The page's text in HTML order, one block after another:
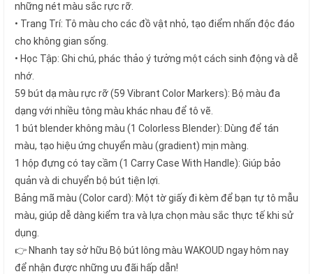
những nét màu sắc rực rỡ.
• Trang Trí: Tô màu cho các đồ vật nhỏ, tạo điểm nhấn độc đáo
cho không gian sống.
• Học Tập: Ghi chú, phác thảo ý tưởng một cách sinh động và dễ
nhớ.
59 bút dạ màu rực rỡ (59 Vibrant Color Markers): Bộ màu đa
dạng với nhiều tông màu khác nhau để tô vẽ.
1 bút blender không màu (1 Colorless Blender): Dùng để tán
màu, tạo hiệu ứng chuyển màu (gradient) mịn màng.
1 hộp đựng có tay cầm (1 Carry Case With Handle): Giúp bảo
quản và di chuyển bộ bút tiện lợi.
Bảng mã màu (Color card): Một tờ giấy đi kèm để bạn tự tô mẫu
màu, giúp dễ dàng kiểm tra và lựa chọn màu sắc thực tế khi sử
dụng.
👉 Nhanh tay sở hữu Bộ bút lông màu WAKOUD ngay hôm nay
để nhận được những ưu đãi hấp dẫn!